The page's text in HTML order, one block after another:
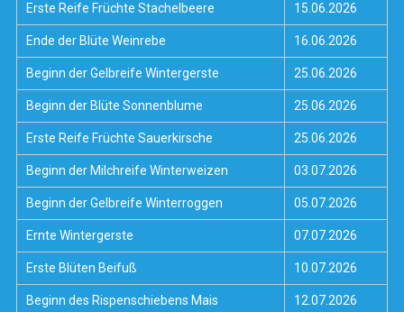
Erste Reife Früchte Stachelbeere 15.06.2026
Ende der Blüte Weinrebe 16.06.2026
Beginn der Gelbreife Wintergerste 25.06.2026
Beginn der Blüte Sonnenblume 25.06.2026
Erste Reife Früchte Sauerkirsche 25.06.2026
Beginn der Milchreife Winterweizen 03.07.2026
Beginn der Gelbreife Winterroggen 05.07.2026
Ernte Wintergerste 07.07.2026
Erste Blüten Beifuß 10.07.2026
Beginn des Rispenschiebens Mais 12.07.2026